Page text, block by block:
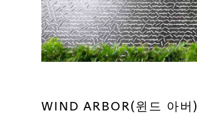
WIND ARBOR(윈드 아버)